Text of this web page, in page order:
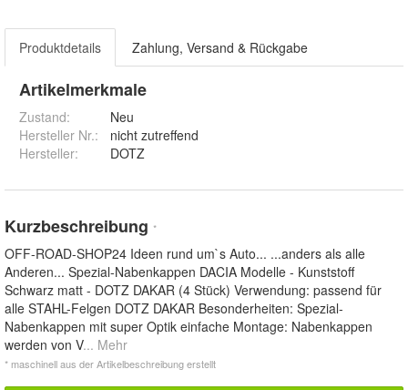
Produktdetails Zahlung, Versand & Rückgabe
Artikelmerkmale
Zustand:
Neu
Hersteller Nr.:
nicht zutreffend
Hersteller: DOTZ
Kurzbeschreibung *
OFF-ROAD-SHOP24 Ideen rund um`s Auto... ...anders als alle
Anderen... Spezial-Nabenkappen DACIA Modelle - Kunststoff
Schwarz matt - DOTZ DAKAR (4 Stück) Verwendung: passend für
alle STAHL-Felgen DOTZ DAKAR Besonderheiten: Spezial-
Nabenkappen mit super Optik einfache Montage: Nabenkappen
werden von V... Mehr
* maschinell aus der Artikelbeschreibung erstellt